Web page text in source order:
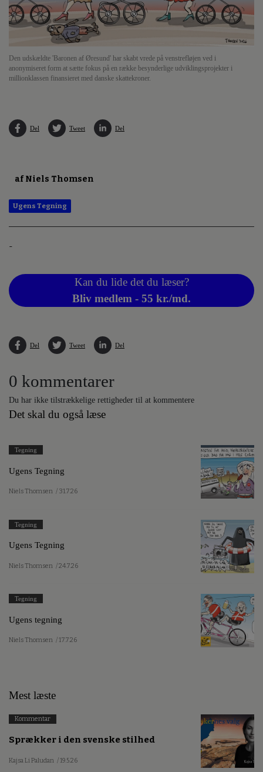
Den udskældte 'Baronen af Øresund' har skabt vrede på venstrefløjen ved i
anonymiseret form at sætte fokus på en række besynderlige udviklingsprojekter i
millionklassen finansieret med danske skattekroner.
Del Tweet Del
af Niels Thomsen
Ugens Tegning
-
Kan du lide det du læser?
Bliv medlem - 55 kr./md.
Del Tweet Del
0 kommentarer
Du har ikke tilstrækkelige rettigheder til at kommentere
Det skal du også læse
Tegning
Ugens Tegning
Niels Thomsen / 31.7.26
Tegning
Ugens Tegning
Niels Thomsen / 24.7.26
Tegning
Ugens tegning
Niels Thomsen / 17.7.26
Mest læste
Kommentar
Sprækker i den svenske stilhed
Kajsa Li Paludan / 19.5.26